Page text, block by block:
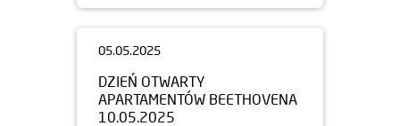
05.05.2025
DZIEŃ OTWARTY
APARTAMENTÓW BEETHOVENA
10.05.2025